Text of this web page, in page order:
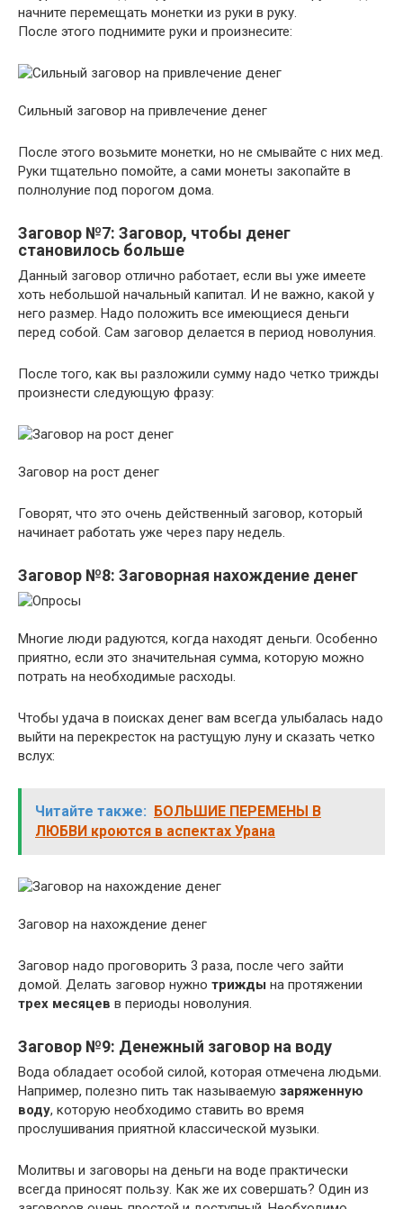
начните перемещать монетки из руки в руку.
После этого поднимите руки и произнесите:
Сильный заговор на привлечение денег
После этого возьмите монетки, но не смывайте с них мед.
Руки тщательно помойте, а сами монеты закопайте в
полнолуние под порогом дома.
Заговор №7: Заговор, чтобы денег
становилось больше
Данный заговор отлично работает, если вы уже имеете
хоть небольшой начальный капитал. И не важно, какой у
него размер. Надо положить все имеющиеся деньги
перед собой. Сам заговор делается в период новолуния.
После того, как вы разложили сумму надо четко трижды
произнести следующую фразу:
Заговор на рост денег
Говорят, что это очень действенный заговор, который
начинает работать уже через пару недель.
Заговор №8: Заговорная нахождение денег
Многие люди радуются, когда находят деньги. Особенно
приятно, если это значительная сумма, которую можно
потрать на необходимые расходы.
Чтобы удача в поисках денег вам всегда улыбалась надо
выйти на перекресток на растущую луну и сказать четко
вслух:
Читайте также: БОЛЬШИЕ ПЕРЕМЕНЫ В
ЛЮБВИ кроются в аспектах Урана
Заговор на нахождение денег
Заговор надо проговорить 3 раза, после чего зайти
домой. Делать заговор нужно трижды на протяжении
трех месяцев в периоды новолуния.
Заговор №9: Денежный заговор на воду
Вода обладает особой силой, которая отмечена людьми.
Например, полезно пить так называемую заряженную
воду, которую необходимо ставить во время
прослушивания приятной классической музыки.
Молитвы и заговоры на деньги на воде практически
всегда приносят пользу. Как же их совершать? Один из